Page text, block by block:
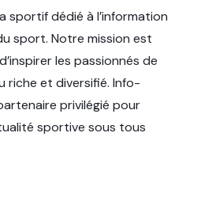
sportif dédié à l’information
sport. Notre mission est
les passionnés de
riche et diversifié. Info-
privilégié pour
sportive sous tous